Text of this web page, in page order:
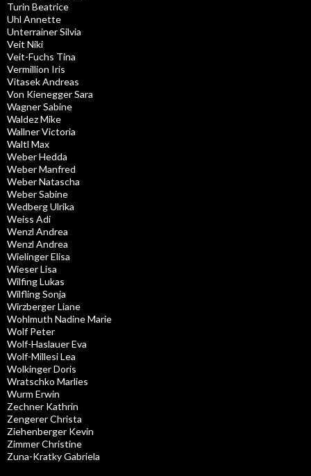
Turin Beatrice
Uhl Annette
Unterrainer Silvia
Veit Niki
Veit-Fuchs Tina
Vermillion Iris
Vitasek Andreas
Von Kienegger Sara
Wagner Sabine
Waldez Mike
Wallner Victoria
Waltl Max
Weber Hedda
Weber Manfred
Weber Natascha
Weber Sabine
Wedberg Ulrika
Weiss Adi
Wenzl Andrea
Wenzl Andrea
Wielinger Elisa
Wieser Lisa
Wilfing Lukas
Wilfling Sonja
Wirzberger Liane
Wohlmuth Nadine Marie
Wolf Peter
Wolf-Haslauer Eva
Wolf-Millesi Lea
Wolkinger Doris
Wratschko Marlies
Wurm Erwin
Zechner Kathrin
Zengerer Christa
Ziehenberger Kevin
Zimmer Christine
Zuna-Kratky Gabriela